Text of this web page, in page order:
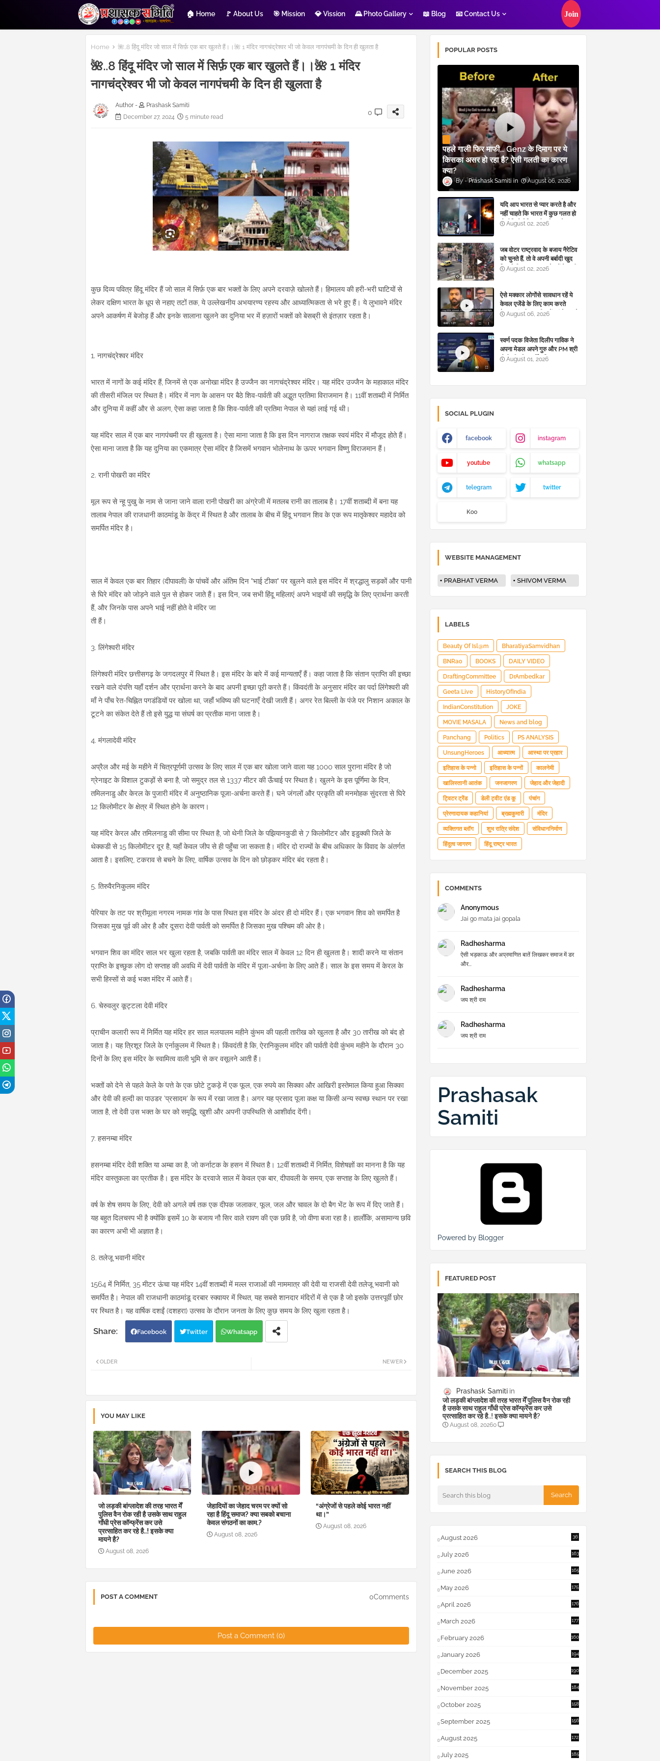
🏠 Home 🚩 About Us 🎯 Mission 💎 Vission 🌄 Photo Gallery 📖 Blog 📧 Contact Us
Home 🌺..8 हिंदू मंदिर जो साल में सिर्फ़ एक बार खुलते हैं।।🌺 1 मंदिर नागचंद्रेश्वर भी जो केवल नागपंचमी के दिन ही खुलता है
🌺..8 हिंदू मंदिर जो साल में सिर्फ़ एक बार खुलते हैं।।🌺 1 मंदिर
नागचंद्रेश्वर भी जो केवल नागपंचमी के दिन ही खुलता है
Author -
Prashask Samiti
December 27, 2024
5 minute read
0
कुछ दिव्य पवित्र हिंदू मंदिर हैं जो साल में सिर्फ़ एक बार भक्तों के लिए अपने दरवाज़े खोलते हैं। हिमालय की हरी-भरी घाटियों से
लेकर दक्षिण भारत के धूप से नहाए तटों तक, ये उल्लेखनीय अभयारण्य रहस्य और आध्यात्मिकता से भरे हुए हैं। ये लुभावने मंदिर
अपने आकर्षण में बेजोड़ हैं और इनके सालाना खुलने का दुनिया भर में हज़ारों भक्तों को बेसब्री से इंतज़ार रहता है।
1. नागचंद्रेश्वर मंदिर
भारत में नागों के कई मंदिर हैं, जिनमें से एक अनोखा मंदिर है उज्जैन का नागचंद्रेश्वर मंदिर। यह मंदिर उज्जैन के महाकाल मंदिर
की तीसरी मंजिल पर स्थित है। मंदिर में नाग के आसन पर बैठे शिव-पार्वती की अद्भुत प्रतिमा विराजमान है। 11वीं शताब्दी में निर्मित
और दुनिया में कहीं और से अलग, ऐसा कहा जाता है कि शिव-पार्वती की प्रतिमा नेपाल से यहां लाई गई थी।
यह मंदिर साल में एक बार नागपंचमी पर ही खुलता है। ऐसा माना जाता है कि इस दिन नागराज तक्षक स्वयं मंदिर में मौजूद होते हैं।
ऐसा माना जाता है कि यह दुनिया का एकमात्र ऐसा मंदिर है जिसमें भगवान भोलेनाथ के ऊपर भगवान विष्णु विराजमान हैं।
2. रानी पोखरी का मंदिर
मूल रूप से न्हू पुखु के नाम से जाना जाने वाला रानी पोखरी का अंग्रेजी में मतलब रानी का तालाब है। 17वीं शताब्दी में बना यह
तालाब नेपाल की राजधानी काठमांडू के केंद्र में स्थित है और तालाब के बीच में हिंदू भगवान शिव के एक रूप मातृकेश्वर महादेव को
समर्पित मंदिर है।
साल में केवल एक बार तिहार (दीपावली) के पांचवें और अंतिम दिन "भाई टीका" पर खुलने वाले इस मंदिर में श्रद्धालु सड़कों और पानी
से घिरे मंदिर को जोड़ने वाले पुल से होकर जाते हैं। इस दिन, जब सभी हिंदू महिलाएं अपने भाइयों की समृद्धि के लिए प्रार्थना करती
हैं, और जिनके पास अपने भाई नहीं होते वे मंदिर जा
ती हैं।
3. लिंगेश्वरी मंदिर
लिंगेश्वरी मंदिर छत्तीसगढ़ के जगदलपुर में स्थित है। इस मंदिर के बारे में कई मान्यताएँ हैं। कहा जाता है कि संतान प्राप्ति की इच्छा
रखने वाले दंपत्ति यहाँ दर्शन और प्रार्थना करने के बाद अपनी इच्छा पूरी करते हैं। किंवदंती के अनुसार मंदिर का पर्दा लिंगेश्वरी की
माँ ने पाँच रेत-चिह्नित पगडंडियों पर खोला था, जहाँ भविष्य की घटनाएँ देखी जाती हैं। अगर रेत बिल्ली के पंजे पर निशान अकाल के
टूटने का संकेत देते हैं तो इसे युद्ध या संघर्ष का प्रतीक माना जाता है।
4. मंगलादेवी मंदिर
अप्रैल और मई के महीने में चित्रपूर्णमी उत्सव के लिए साल में एक बार खोला जाने वाला यह 1000 साल पुराना मंदिर है जो
ग्रेनाइट के विशाल टुकड़ों से बना है, जो समुद्र तल से 1337 मीटर की ऊँचाई पर स्थित है। खुलने के इस पूर्णिमा के दिन,
तमिलनाडु और केरल के पुजारी मंदिर में अनुष्ठानिक पूजा-अर्चना करते हैं। घने जंगलों और प्रकृति की मनमोहक सुंदरता से घिरे
12 किलोमीटर के क्षेत्र में स्थित होने के कारण।
यह मंदिर केरल और तमिलनाडु की सीमा पर स्थित है, जो थेनी जिले के पझियानकुडी से 7 किलोमीटर और इडुक्की जिले के
थेक्कडी से 15 किलोमीटर दूर है, यहाँ केवल जीप से ही पहुँचा जा सकता है। मंदिर दो राज्यों के बीच अधिकार के विवाद के अंतर्गत
आता है। इसलिए, टकराव से बचने के लिए, वार्षिक उत्सव के दिन को छोड़कर मंदिर बंद रहता है।
5. तिरुवैरनिकुलम मंदिर
पेरियार के तट पर श्रीमूला नगरम नामक गांव के पास स्थित इस मंदिर के अंदर ही दो मंदिर हैं। एक भगवान शिव को समर्पित है
जिसका मुख पूर्व की ओर है और दूसरा देवी पार्वती को समर्पित है जिसका मुख पश्चिम की ओर है।
भगवान शिव का मंदिर साल भर खुला रहता है, जबकि पार्वती का मंदिर साल में केवल 12 दिन ही खुलता है। शादी करने या संतान
प्राप्ति के इच्छुक लोग दो सप्ताह की अवधि में देवी पार्वती के मंदिर में पूजा-अर्चना के लिए आते हैं। साल के इस समय में केरल के
सभी हिस्सों से कई भक्त मंदिर में आते हैं।
6. चेरुवलुर कूट्टला देवी मंदिर
प्राचीन कलारी रूप में निर्मित यह मंदिर हर साल मलयालम महीने कुंभम की पहली तारीख को खुलता है और 30 तारीख को बंद हो
जाता है। यह त्रिशूर जिले के एर्नाकुलम में स्थित है। किंवदंती है कि, ऐरानिकुलम मंदिर की पार्वती देवी कुंभम महीने के दौरान 30
दिनों के लिए इस मंदिर के स्वामित्व वाली भूमि से कर वसूलने आती हैं।
भक्तों को देने से पहले केले के पत्ते के एक छोटे टुकड़े में एक फूल, एक रुपये का सिक्का और आखिरी इस्तेमाल किया हुआ सिक्का
और देवी की हल्दी का पाउडर 'प्रसादम' के रूप में रखा जाता है। अगर यह प्रसाद पूजा कक्ष या किसी अन्य स्वच्छ स्थान पर रखा
जाता है, तो देवी उस भक्त के घर को समृद्धि, खुशी और अपनी उपस्थिति से आशीर्वाद देंगी।
7. हसनम्बा मंदिर
हसनम्बा मंदिर देवी शक्ति या अम्बा का है, जो कर्नाटक के हसन में स्थित है। 12वीं शताब्दी में निर्मित, विशेषज्ञों का मानना है कि यह
मंदिर वास्तुकला का प्रतीक है। इस मंदिर के दरवाजे साल में केवल एक बार, दीपावली के समय, एक सप्ताह के लिए खुलते हैं।
वर्ष के शेष समय के लिए, देवी को अगले वर्ष तक एक दीपक जलाकर, फूल, जल और चावल के दो बैग भेंट के रूप में दिए जाते हैं।
यह बहुत दिलचस्प भी है क्योंकि इसमें 10 के बजाय नौ सिर वाले रावण की एक छवि है, जो वीणा बजा रहा है। हालाँकि, असामान्य छवि
का कारण अभी भी अज्ञात है।
8. तलेजू भवानी मंदिर
1564 में निर्मित, 35 मीटर ऊंचा यह मंदिर 14वीं शताब्दी में मल्ल राजाओं की नाममात्र की देवी या राजसी देवी तलेजू भवानी को
समर्पित है। नेपाल की राजधानी काठमांडू दरबार स्क्वायर में स्थित, यह सबसे शानदार मंदिरों में से एक है जो इसके उत्तरपूर्वी छोर
पर स्थित है। यह वार्षिक दशईं (दशहरा) उत्सव के दौरान जनता के लिए कुछ समय के लिए खुला रहता है।
Facebook Twitter Whatsapp
NEWER
OLDER
YOU MAY LIKE
जो लड़की बांग्लादेश की तरह भारत मेँ
पुलिस वैन रोक रही है उसके साथ राहुल
गाँधी प्रेस कॉन्फ्रेंस कर उसे
प्रत्साहित कर रहे है..! इसके क्या
मायने है?
August 08, 2026
जेहादियों का जेहाद चरम पर क्यों सो
रहा है हिंदू समाज? क्या सबको बचाना
केवल संगठनों का काम.?
August 08, 2026
“अंग्रेजों से पहले कोई भारत नहीं
था।”
August 08, 2026
POST A COMMENT 0Comments
Post a Comment (0)
POPULAR POSTS
पहले गाली फिर माफी... Genz के दिमाग पर ये
किसका असर हो रहा है? ऐसी गलती का कारण
क्या?
Prashask Samiti August 06, 2026
यदि आप भारत से प्यार करते है और
नहीं चाहते कि भारत में कुछ गलत हो
तो वीडियो देखिए और खेल को
August 02, 2026
जब वोटर राष्ट्रवाद के बजाय नैरेटिव
को चुनते हैं, तो वे अपनी बर्बादी खुद
लिखते हैं।" आज हम स्पेन में ऐसा ही
August 02, 2026
ऐसे मक्कार लोगोंसे सावधान रहें ये
केवल एजेंडे के लिए काम करते
है..झारखंड के साथी इन्हें आंदोलन से
August 06, 2026
स्वर्ण पदक विजेता दिलीप गाविक ने
अपना मेडल अपने गुरु और PM श्री
मोदी जी को समर्पित किया...
August 01, 2026
SOCIAL PLUGIN
facebook instagram
youtube whatsapp
telegram twitter
Koo
WEBSITE MANAGEMENT
PRABHAT VERMA SHIVOM VERMA
LABELS
Beauty Of Isl@m BharatiyaSamvidhan
BNRao BOOKS DAILY VIDEO
DraftingCommittee DrAmbedkar
Geeta Live HistoryOfIndia
IndianConstitution JOKE
MOVIE MASALA News and blog
Panchang Politics PS ANALYSIS
UnsungHeroes आध्यात्म आस्था पर प्रहार
इतिहास के पन्नो इतिहास के पन्नों कालनेमी
खालिस्तानी आतंक जनजागरण जेहाद और जेहादी
ट्विटर ट्रेंड डेली ट्वीट एंड कू पंचांग
प्रेरणादायक कहानियां ब्रह्मकुमारी मंदिर
व्यक्तिगत ब्लॉग शुभ रात्रि संदेश संविधाननिर्माण
हिंदुत्व जागरण हिंदू राष्ट्र भारत
COMMENTS
Anonymous
Jai go mata jai gopala
Radhesharma
ऐसी भड़काऊ और अप्रमाणित बातें लिखकर समाज में डर
और...
Radhesharma
जय श्री राम
Radhesharma
जय श्री राम
Prashasak
Samiti
Powered by Blogger
FEATURED POST
Prashask Samiti
जो लड़की बांग्लादेश की तरह भारत मेँ पुलिस वैन रोक रही
है उसके साथ राहुल गाँधी प्रेस कॉन्फ्रेंस कर उसे
प्रत्साहित कर रहे है..! इसके क्या मायने है?
August 08, 20260
SEARCH THIS BLOG
August 2026 36
July 2026 163
June 2026 165
May 2026 175
April 2026 176
March 2026 177
February 2026 160
January 2026 194
December 2025 190
November 2025 184
October 2025 158
September 2025 156
August 2025 172
July 2025 185